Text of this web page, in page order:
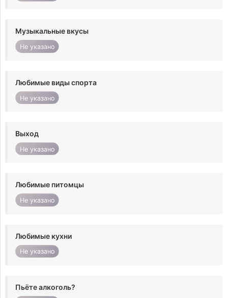
Музыкальные вкусы
Не указано
Любимые виды спорта
Не указано
Выход
Не указано
Любимые питомцы
Не указано
Любимые кухни
Не указано
Пьёте алкоголь?